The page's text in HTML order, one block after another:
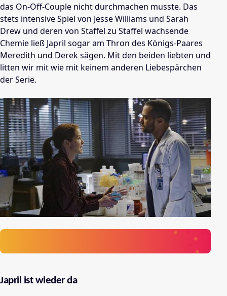
das On-Off-Couple nicht durchmachen musste. Das
stets intensive Spiel von Jesse Williams und Sarah
Drew und deren von Staffel zu Staffel wachsende
Chemie ließ Japril sogar am Thron des Königs-Paares
Meredith und Derek sägen. Mit den beiden liebten und
litten wir mit wie mit keinem anderen Liebespärchen
der Serie.
Japril ist wieder da